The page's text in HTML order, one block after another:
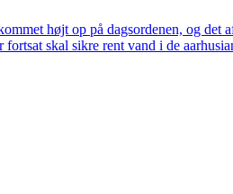
højt op på dagsordenen, og
skal sikre rent vand i de